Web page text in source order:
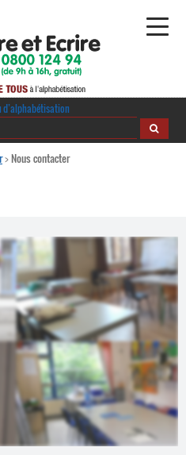
Alphabétisation
Regards croisés
·
Ressources pédagogiques
Comprendre et parler
Bienvenue en Belgique
Espace presse
Contacts
Trouver un lieu d’alphabétisation
d’alphabétisation
>Nous contacter